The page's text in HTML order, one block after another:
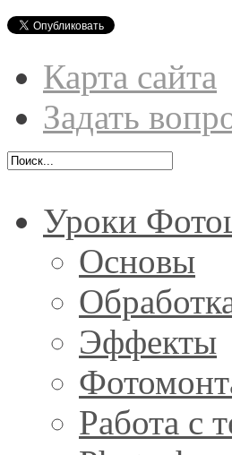
Карта сайта
Задать
Уроки
Основы
Эффекты
Работа с